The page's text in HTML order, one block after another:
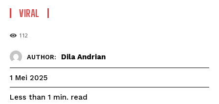
VIRAL
112
AUTHOR: Dila Andrian
1 Mei 2025
Less than 1 min. read